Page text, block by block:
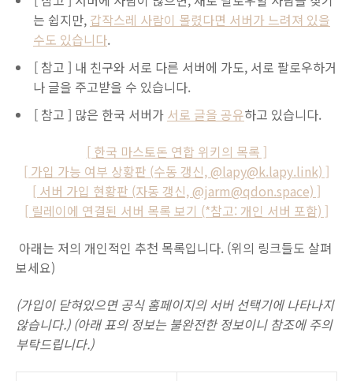
는 쉽지만, 갑작스레 사람이 몰렸다면 서버가 느려져 있을
수도 있습니다.
[ 참고 ] 내 친구와 서로 다른 서버에 가도, 서로 팔로우하거
나 글을 주고받을 수 있습니다.
[ 참고 ] 많은 한국 서버가 서로 글을 공유하고 있습니다.
[ 한국 마스토돈 연합 위키의 목록 ]
[ 가입 가능 여부 상황판 (수동 갱신, @lapy@k.lapy.link) ]
[ 서버 가입 현황판 (자동 갱신, @jarm@qdon.space) ]
[ 릴레이에 연결된 서버 목록 보기 (*참고: 개인 서버 포함) ]
아래는 저의 개인적인 추천 목록입니다. (위의 링크들도 살펴
보세요)
(가입이 닫혀있으면 공식 홈페이지의 서버 선택기에 나타나지
않습니다.) (아래 표의 정보는 불완전한 정보이니 참조에 주의
부탁드립니다.)